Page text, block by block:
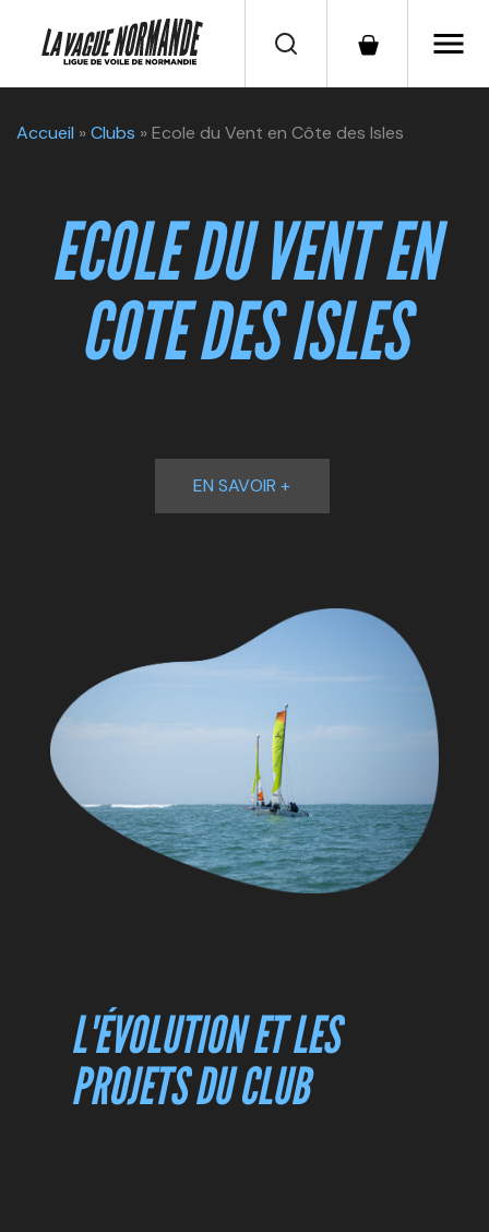
menu
Accueil »Clubs »Ecole du Vent en Côte des Isles
ECOLE DU VENT EN
COTE DES ISLES
EN SAVOIR +
L'ÉVOLUTION ET LES
PROJETS DU CLUB